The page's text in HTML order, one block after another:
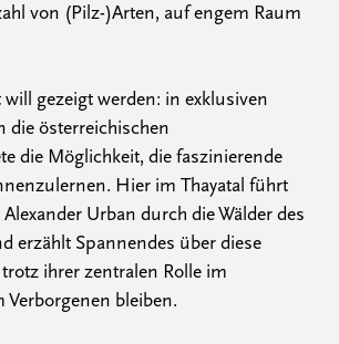
von (Pilz-)Arten, auf engem Raum
will gezeigt werden: in exklusiven
die österreichischen
die Möglichkeit, die faszinierende
Hier im Thayatal führt
Urban durch die Wälder des
erzählt Spannendes über diese
ihrer zentralen Rolle im
Verborgenen bleiben.